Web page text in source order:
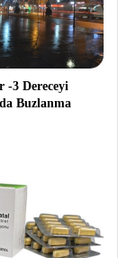
-3 Dereceyi
Buzlanma